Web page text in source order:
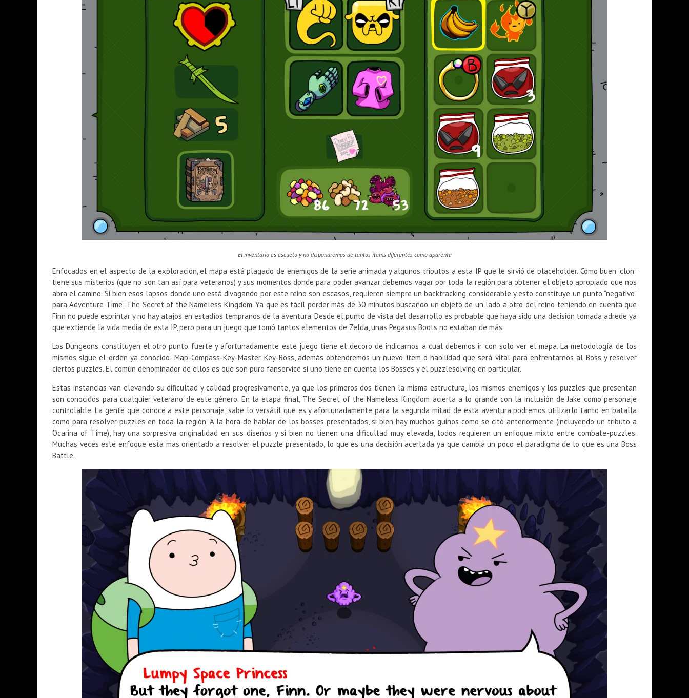
El inventario es escueto y no dispondremos de tantos items diferentes como aparenta
Enfocados en el aspecto de la exploración, el mapa está plagado de enemigos de la serie animada y algunos tributos a esta IP que le sirvió de placeholder. Como buen “clon”
tiene sus misterios (que no son tan así para veteranos) y sus momentos donde para poder avanzar debemos vagar por toda la región para obtener el objeto apropiado que nos
abra el camino. Si bien esos lapsos donde uno está divagando por este reino son escasos, requieren siempre un backtracking considerable y esto constituye un punto “negativo”
para Adventure Time: The Secret of the Nameless Kingdom. Ya que es fácil perder más de 30 minutos buscando un objeto de un lado a otro del reino teniendo en cuenta que
Finn no puede esprintar y no hay atajos en estadíos tempranos de la aventura. Desde el punto de vista del desarrollo es probable que haya sido una decisión tomada adrede ya
que extiende la vida media de esta IP, pero para un juego que tomó tantos elementos de Zelda, unas Pegasus Boots no estaban de más.
Los Dungeons constituyen el otro punto fuerte y afortunadamente este juego tiene el decoro de indicarnos a cual debemos ir con solo ver el mapa. La metodología de los
mismos sigue el orden ya conocido: Map-Compass-Key-Master Key-Boss, además obtendremos un nuevo ítem o habilidad que será vital para enfrentarnos al Boss y resolver
ciertos puzzles. El común denominador de ellos es que son puro fanservice si uno tiene en cuenta los Bosses y el puzzlesolving en particular.
Estas instancias van elevando su dificultad y calidad progresivamente, ya que los primeros dos tienen la misma estructura, los mismos enemigos y los puzzles que presentan
son conocidos para cualquier veterano de este género. En la etapa final, The Secret of the Nameless Kingdom acierta a lo grande con la inclusión de Jake como personaje
controlable. La gente que conoce a este personaje, sabe lo versátil que es y afortunadamente para la segunda mitad de esta aventura podremos utilizarlo tanto en batalla
como para resolver puzzles en toda la región. A la hora de hablar de los bosses presentados, si bien hay muchos guiños como se citó anteriormente (incluyendo un tributo a
Ocarina of Time), hay una sorpresiva originalidad en sus diseños y si bien no tienen una dificultad muy elevada, todos requieren un enfoque mixto entre combate-puzzles.
Muchas veces este enfoque esta mas orientado a resolver el puzzle presentado, lo que es una decisión acertada ya que cambia un poco el paradigma de lo que es una Boss
Battle.